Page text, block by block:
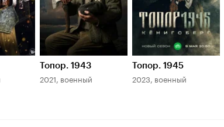
Топор. 1943
2021, военный
Топор. 1945
2023, военный